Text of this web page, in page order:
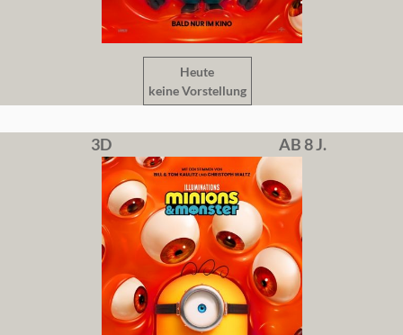
Heute
keine Vorstellung
3D AB 8 J.